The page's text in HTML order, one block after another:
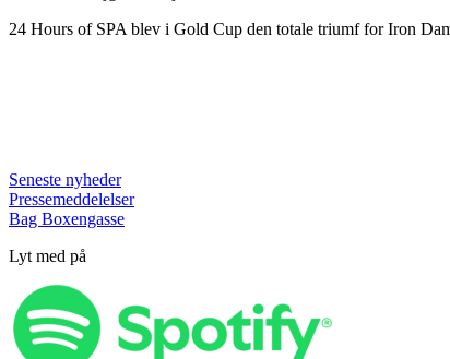
24 Hours of SPA blev i Gold Cup den totale triumf for Iron
Seneste nyheder
Pressemeddelelser
Bag Boxengasse
Lyt med på